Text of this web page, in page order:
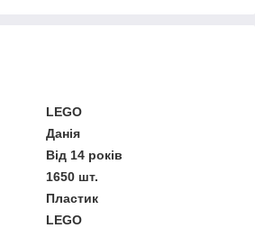
LEGO
Данія
Від 14 років
1650 шт.
Пластик
LEGO